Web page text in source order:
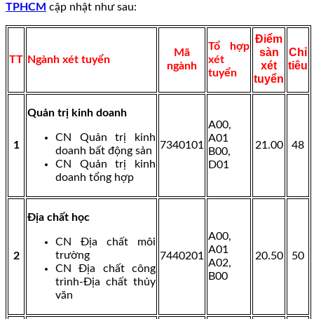
TPHCM cập nhật như sau:
TT Ngành xét tuyển
Mã
ngành
Tổ hợp
xét
tuyển
Điểm
sàn
xét
tuyển
Chỉ
tiêu
1
Quản trị kinh doanh
CN Quản trị kinh
doanh bất động sản
CN Quản trị kinh
doanh tổng hợp
7340101
A00,
A01
B00,
D01
21.00 48
2
Địa chất học
CN Địa chất môi
trường
CN Địa chất công
trình-Địa chất thủy
văn
7440201
A00,
A01
A02,
B00
20.50 50